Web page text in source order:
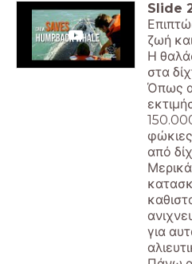
Slide
ζωή
Η
στα
Όπως
από
Μερικά
για